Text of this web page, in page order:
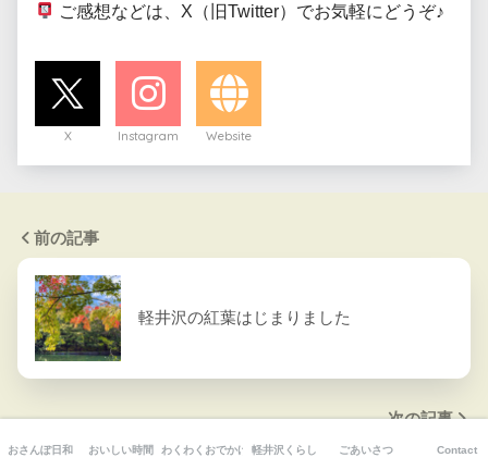
ご感想などは、X（旧Twitter）でお気軽にどうぞ♪
X Instagram Website
前の記事
軽井沢の紅葉はじまりました
次の記事
おさんぽ日和 おいしい時間 わくわくおでかけ 軽井沢くらし ごあいさつ Contact